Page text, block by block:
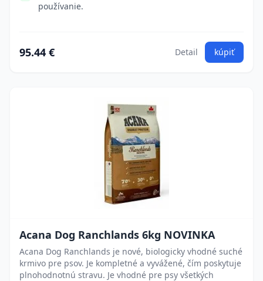
používanie.
95.44 € Detail kúpiť
Acana Dog Ranchlands 6kg NOVINKA
Acana Dog Ranchlands je nové, biologicky vhodné suché
krmivo pre psov. Je kompletné a vyvážené, čím poskytuje
plnohodnotnú stravu. Je vhodné pre psy všetkých